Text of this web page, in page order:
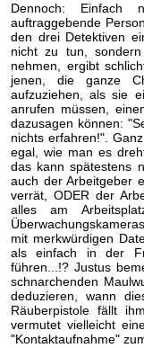
Dennoch:
auftraggebende
den drei Detektiven
nicht zu tun,
nehmen, ergibt
jenen, die ganze
aufzuziehen, als sie
anrufen müssen,
dazusagen können:
nichts erfahren!".
egal, wie man es
das kann spätestens
auch der Arbeitgeber
verrät, ODER der
alles am
mit merkwürdigen
als einfach in der
führen...!? Justus
schnarchenden
deduzieren, wann
Räuberpistole fällt
vermutet vielleicht
"Kontaktaufnahme"